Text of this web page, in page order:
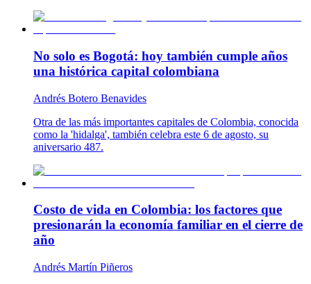
No solo es Bogotá: hoy también cumple años
una histórica capital colombiana
Andrés Botero Benavides
Otra de las más importantes capitales de Colombia, conocida
como la 'hidalga', también celebra este 6 de agosto, su
aniversario 487.
Costo de vida en Colombia: los factores que
presionarán la economía familiar en el cierre de
año
Andrés Martín Piñeros